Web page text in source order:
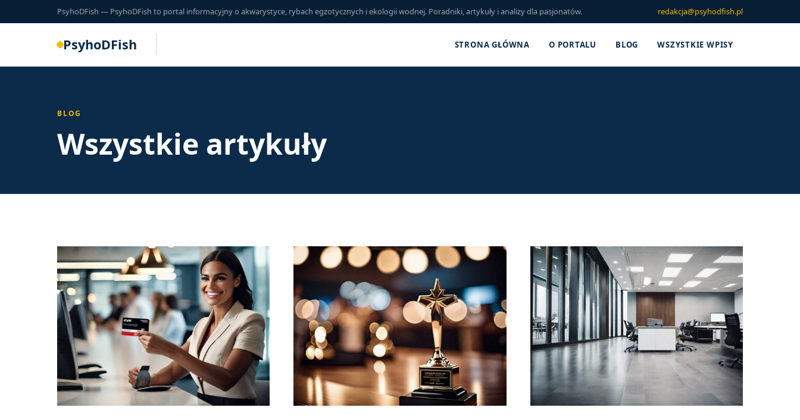
PsyhoDFish — PsyhoDFish to portal informacyjny o akwarystyce, rybach egzotycznych i ekologii wodnej. Poradniki, artykuły i analizy dla pasjonatów. redakcja@psyhodfish.pl
PsyhoDFish STRONA GŁÓWNA O PORTALU BLOG WSZYSTKIE WPISY
BLOG
Wszystkie artykuły